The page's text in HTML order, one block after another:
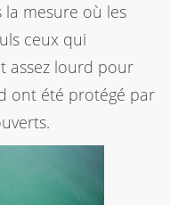
mesure où les
ceux qui
assez lourd pour
ont été protégé par